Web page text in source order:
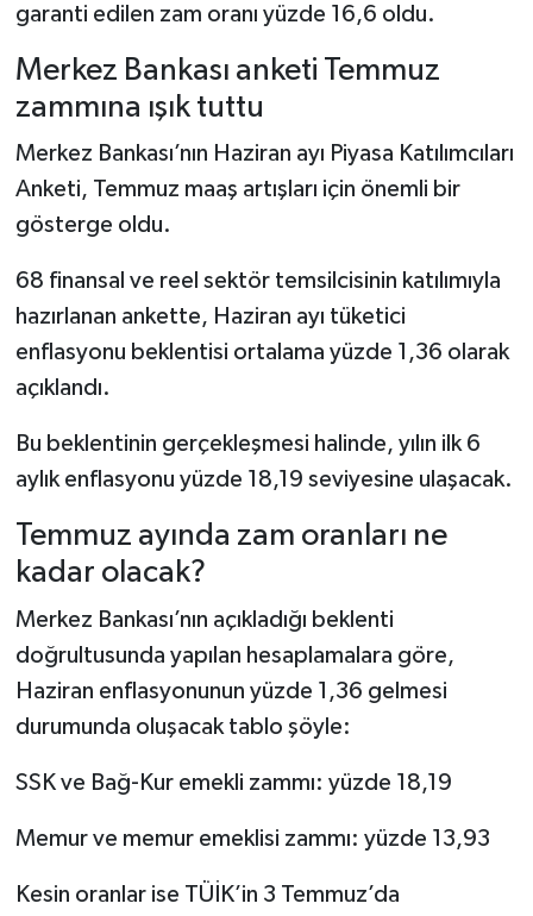
garanti edilen zam oranı yüzde 16,6 oldu.
Merkez Bankası anketi Temmuz
zammına ışık tuttu
Merkez Bankası’nın Haziran ayı Piyasa Katılımcıları
Anketi, Temmuz maaş artışları için önemli bir
gösterge oldu.
68 finansal ve reel sektör temsilcisinin katılımıyla
hazırlanan ankette, Haziran ayı tüketici
enflasyonu beklentisi ortalama yüzde 1,36 olarak
açıklandı.
Bu beklentinin gerçekleşmesi halinde, yılın ilk 6
aylık enflasyonu yüzde 18,19 seviyesine ulaşacak.
Temmuz ayında zam oranları ne
kadar olacak?
Merkez Bankası’nın açıkladığı beklenti
doğrultusunda yapılan hesaplamalara göre,
Haziran enflasyonunun yüzde 1,36 gelmesi
durumunda oluşacak tablo şöyle:
SSK ve Bağ-Kur emekli zammı: yüzde 18,19
Memur ve memur emeklisi zammı: yüzde 13,93
Kesin oranlar ise TÜİK’in 3 Temmuz’da